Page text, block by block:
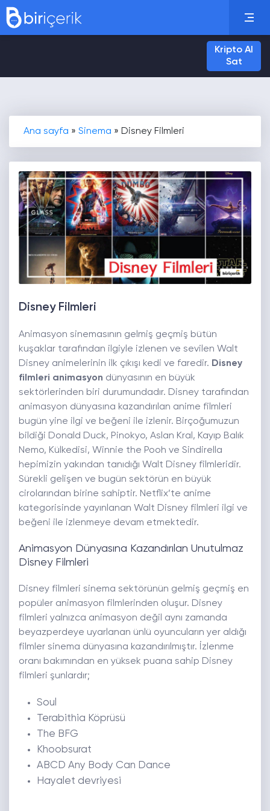
Kripto Al
Sat
Ana sayfa » Sinema » Disney Filmleri
Disney Filmleri
Animasyon sinemasının gelmiş geçmiş bütün
kuşaklar tarafından ilgiyle izlenen ve sevilen Walt
Disney animelerinin ilk çıkışı kedi ve faredir. Disney
filmleri animasyon dünyasının en büyük
sektörlerinden biri durumundadır. Disney tarafından
animasyon dünyasına kazandırılan anime filmleri
bugün yine ilgi ve beğeni ile izlenir. Birçoğumuzun
bildiği Donald Duck, Pinokyo, Aslan Kral, Kayıp Balık
Nemo, Külkedisi, Winnie the Pooh ve Sindirella
hepimizin yakından tanıdığı Walt Disney filmleridir.
Sürekli gelişen ve bugün sektörün en büyük
cirolarından birine sahiptir. Netflix’te anime
kategorisinde yayınlanan Walt Disney filmleri ilgi ve
beğeni ile izlenmeye devam etmektedir.
Animasyon Dünyasına Kazandırılan Unutulmaz
Disney Filmleri
Disney filmleri sinema sektörünün gelmiş geçmiş en
popüler animasyon filmlerinden oluşur. Disney
filmleri yalnızca animasyon değil aynı zamanda
beyazperdeye uyarlanan ünlü oyuncuların yer aldığı
filmler sinema dünyasına kazandırılmıştır. İzlenme
oranı bakımından en yüksek puana sahip Disney
filmleri şunlardır;
Soul
Terabithia Köprüsü
The BFG
Khoobsurat
ABCD Any Body Can Dance
Hayalet devriyesi